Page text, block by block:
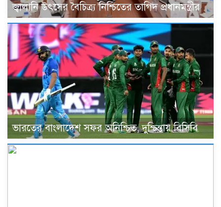
জ্বালানি উৎসের বৈচিত্র্য নিশ্চিতের তাগিদ প্রধানমন্ত্রীর
ভারতের বাংলাদেশ সফর অনিশ্চিত, দুশ্চিন্তায় বিসিবি